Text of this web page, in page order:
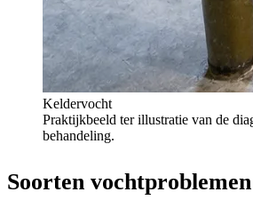
Keldervocht
Praktijkbeeld ter illustratie van de
behandeling.
Soorten vochtproblemen